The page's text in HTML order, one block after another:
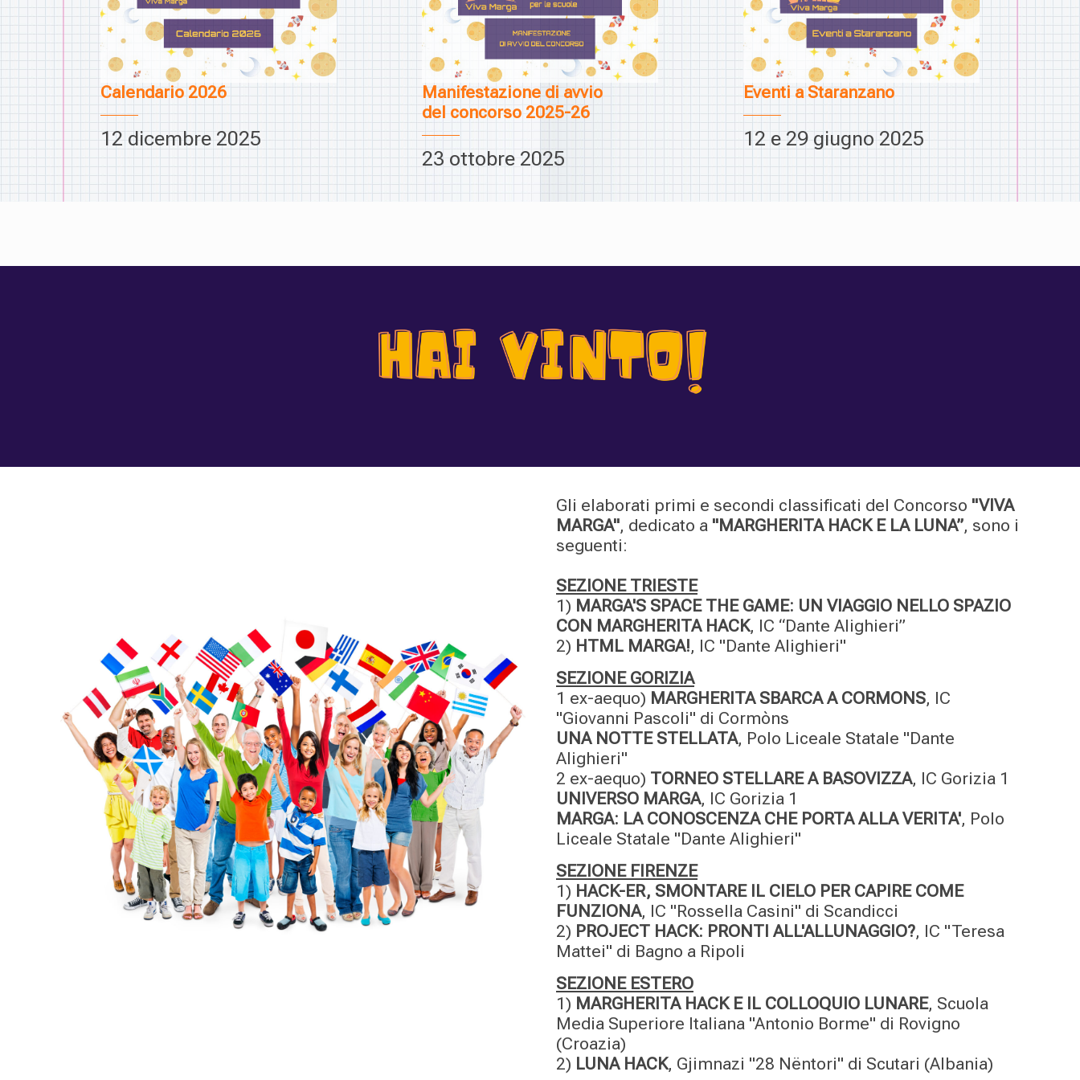
Calendario 2026
12 dicembre 2025
Manifestazione di avvio
del concorso 2025-26
23 ottobre 2025
Eventi a Staranzano
12 e 29 giugno 2025
Gli elaborati primi e secondi classificati del Concorso "VIVA
MARGA", dedicato a "MARGHERITA HACK E LA LUNA”, sono i
seguenti:
SEZIONE TRIESTE
1) MARGA'S SPACE THE GAME: UN VIAGGIO NELLO SPAZIO
CON MARGHERITA HACK, IC “Dante Alighieri”
2) HTML MARGA!, IC "Dante Alighieri"
SEZIONE GORIZIA
1 ex-aequo) MARGHERITA SBARCA A CORMONS, IC
"Giovanni Pascoli" di Cormòns
UNA NOTTE STELLATA, Polo Liceale Statale "Dante
Alighieri"
2 ex-aequo) TORNEO STELLARE A BASOVIZZA, IC Gorizia 1
UNIVERSO MARGA, IC Gorizia 1
MARGA: LA CONOSCENZA CHE PORTA ALLA VERITA', Polo
Liceale Statale "Dante Alighieri"
SEZIONE FIRENZE
1) HACK-ER, SMONTARE IL CIELO PER CAPIRE COME
FUNZIONA, IC "Rossella Casini" di Scandicci
2) PROJECT HACK: PRONTI ALL'ALLUNAGGIO?, IC "Teresa
Mattei" di Bagno a Ripoli
SEZIONE ESTERO
1) MARGHERITA HACK E IL COLLOQUIO LUNARE, Scuola
Media Superiore Italiana "Antonio Borme" di Rovigno
(Croazia)
2) LUNA HACK, Gjimnazi "28 Nëntori" di Scutari (Albania)